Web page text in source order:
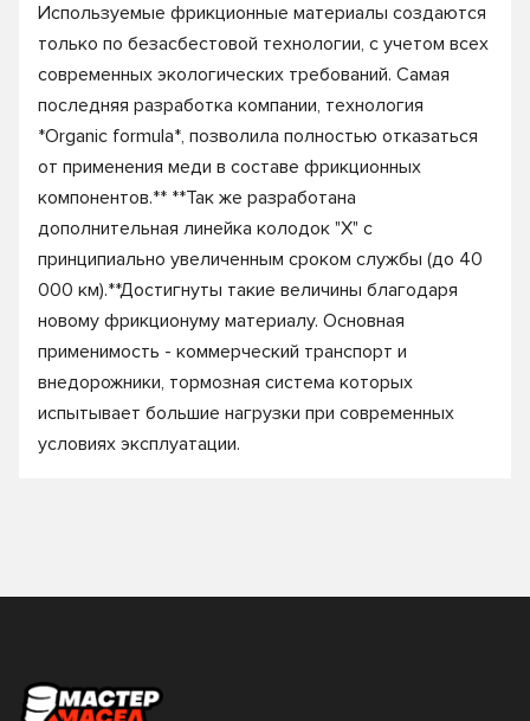
Используемые фрикционные материалы создаются
только по безасбестовой технологии, с учетом всех
современных экологических требований. Самая
последняя разработка компании, технология
*Organic formula*, позволила полностью отказаться
от применения меди в составе фрикционных
компонентов.** **Так же разработана
дополнительная линейка колодок "X" с
принципиально увеличенным сроком службы (до 40
000 км).**Достигнуты такие величины благодаря
новому фрикционуму материалу. Основная
применимость - коммерческий транспорт и
внедорожники, тормозная система которых
испытывает большие нагрузки при современных
условиях эксплуатации.